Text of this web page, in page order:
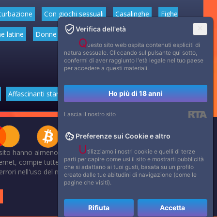
Con giochi sessuali Casalinghe Fighe
latine Donne mature Donne anziane Feticismo dei
Affascinanti star dello sport
hanno almeno 18 anni.
compie tutte le opportune verifiche al fine di accertarne il
nell'uso del materiale riservato, scriveteci: provvederemo
Verifica dell'età
Questo sito web ospita contenuti espliciti di
natura sessuale. Cliccando sul pulsante qui sotto,
confermi di aver raggiunto l'età legale nel tuo paese
per accedere a questi materiali.
Ho più di 18 anni
Lascia il nostro sito
Preferenze sui Cookie e altro
Utilizziamo i nostri cookie e quelli di terze
parti per capire come usi il sito e mostrarti pubblicità
che si adattano ai tuoi gusti, basata su un profilo
creato dalle tue abitudini di navigazione (come le
pagine che visiti).
Rifiuta Accetta